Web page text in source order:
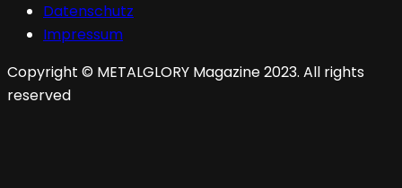
Datenschutz
Impressum
Copyright © METALGLORY Magazine 2023. All rights
reserved